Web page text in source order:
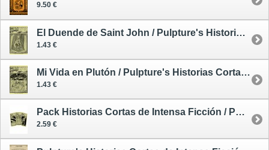
9.50 €
El Duende de Saint John / Pulpture's Historias Cortas de Intensa Ficción 14
1.43 €
Mi Vida en Plutón / Pulpture's Historias Cortas de Intensa Ficción 15
1.43 €
Pack Historias Cortas de Intensa Ficción / Pulpture's Historias Cortas de Intensa Ficción 19-21
2.59 €